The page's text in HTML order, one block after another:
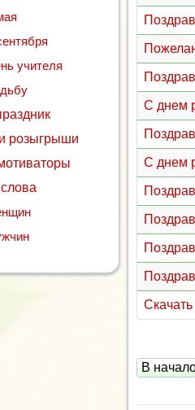
учителя
розыгрыши
С днем
С днем
В